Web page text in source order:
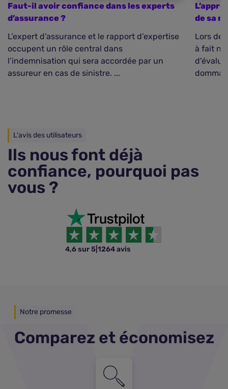
Faut-il avoir confiance dans les experts
d’assurance ?
L’expert d’assurance et le rapport d’expertise
occupent un rôle central dans
l’indemnisation qui sera accordée par un
assureur en cas de sinistre. ...
de sa
Lors de
à fait
L'avis des utilisateurs
Ils nous font déjà
confiance, pourquoi pas
vous ?
4,6 sur 5 1264 avis
Notre promesse
Comparez et économisez